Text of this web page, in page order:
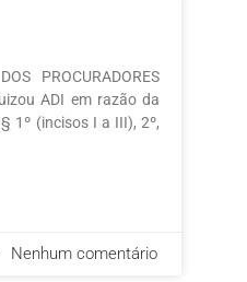
PROCURADORES
ADI em razão da
1º (incisos I a III), 2º,
Nenhum comentário